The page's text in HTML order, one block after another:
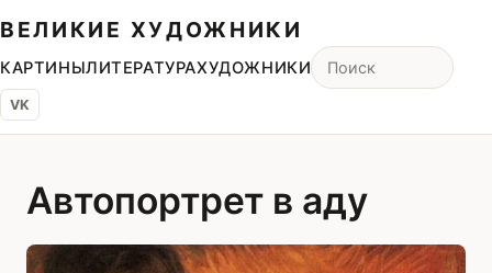
ВЕЛИКИЕ ХУДОЖНИКИ
КАРТИНЫЛИТЕРАТУРАХУДОЖНИКИ
VK
Автопортрет в аду